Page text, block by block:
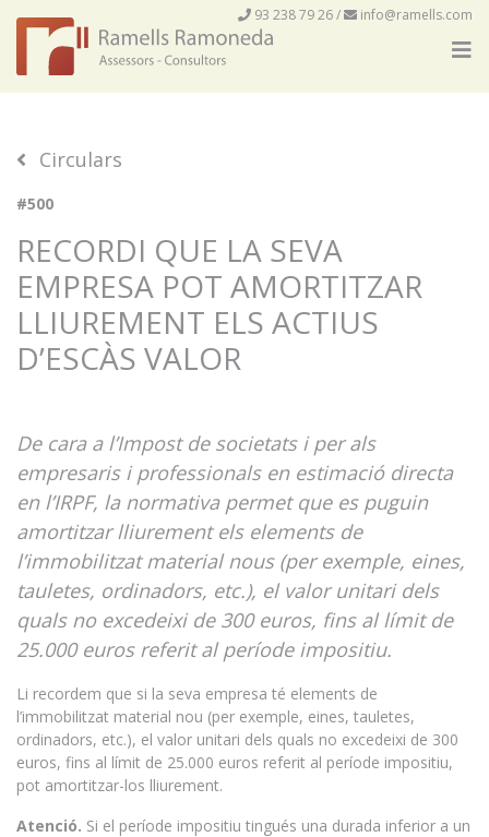
93 238 79 26/ info@ramells.com
Circulars
#500
RECORDI QUE LA SEVA
EMPRESA POT AMORTITZAR
LLIUREMENT ELS ACTIUS
D’ESCÀS VALOR
De cara a l’Impost de societats i per als
empresaris i professionals en estimació directa
en l’IRPF, la normativa permet que es puguin
amortitzar lliurement els elements de
l’immobilitzat material nous (per exemple, eines,
tauletes, ordinadors, etc.), el valor unitari dels
quals no excedeixi de 300 euros, fins al límit de
25.000 euros referit al període impositiu.
Li recordem que si la seva empresa té elements de
l’immobilitzat material nou (per exemple, eines, tauletes,
ordinadors, etc.), el valor unitari dels quals no excedeixi de 300
euros, fins al límit de 25.000 euros referit al període impositiu,
pot amortitzar-los lliurement.
Atenció. Si el període impositiu tingués una durada inferior a un